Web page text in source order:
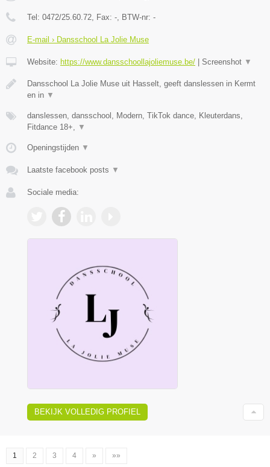
Tel: 0472/25.60.72 , Fax: - , BTW-nr: -
E-mail › Dansschool La Jolie Muse
Website: https://www.dansschoollajoliemuse.be/ Screenshot ▼
Dansschool La Jolie Muse uit Hasselt, geeft danslessen in Kermt
en in ▼
danslessen, dansschool, Modern, TikTok dance, Kleuterdans,
Fitdance 18+,
▼
Openingstijden ▼
Laatste facebook posts ▼
Sociale media:
BEKIJK VOLLEDIG PROFIEL
1 2 3 4 » »»